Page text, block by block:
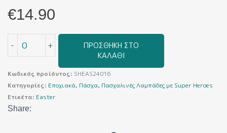
€14.90
- +
ΠΡΟΣΘΉΚΗ ΣΤΟ
ΚΑΛΆΘΙ
Κωδικός προϊόντος: SHEAS24016
Κατηγορίες: Εποχιακά, Πάσχα, Πασχαλινές Λαμπάδες με Super Heroes
Ετικέτα: Easter
Share: